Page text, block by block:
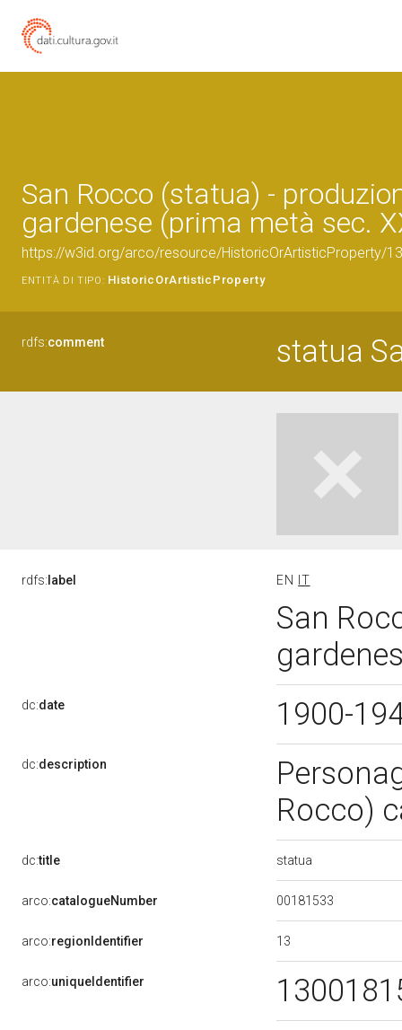
San Rocco (statua) -
gardenese (prima metà sec.
https://w3id.org/arco/resource/HistoricOrArtisticProperty/
ENTITÀ DI TIPO: HistoricOrArtisticProperty
rdfs:comment statua
rdfs: label EN IT
San
dc:date 1900-
dc:description
Rocco)
dc:title statua
arco:catalogueNumber 00181533
arco:regionIdentifier 13
arco:uniqueIdentifier